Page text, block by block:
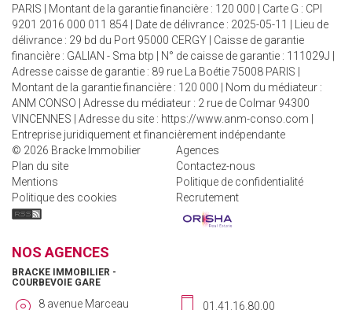
PARIS | Montant de la garantie financière : 120 000 | Carte G : CPI
9201 2016 000 011 854 | Date de délivrance : 2025-05-11 | Lieu de
délivrance : 29 bd du Port 95000 CERGY | Caisse de garantie
financière : GALIAN - Sma btp | N° de caisse de garantie : 111029J |
Adresse caisse de garantie : 89 rue La Boétie 75008 PARIS |
Montant de la garantie financière : 120 000 | Nom du médiateur :
ANM CONSO | Adresse du médiateur : 2 rue de Colmar 94300
VINCENNES | Adresse du site : https://www.anm-conso.com
Entreprise juridiquement et financièrement indépendante
© 2026 Bracke Immobilier
Agences
Plan du site
Contactez-nous
Mentions
Politique de confidentialité
Politique des cookies
Recrutement
NOS AGENCES
BRACKE IMMOBILIER -
COURBEVOIE GARE
8 avenue Marceau
01.41.16.80.00